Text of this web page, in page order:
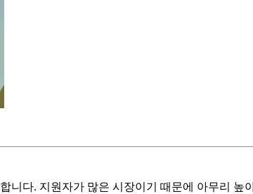
다. 지원자가 많은 시장이기 때문에 아무리 높